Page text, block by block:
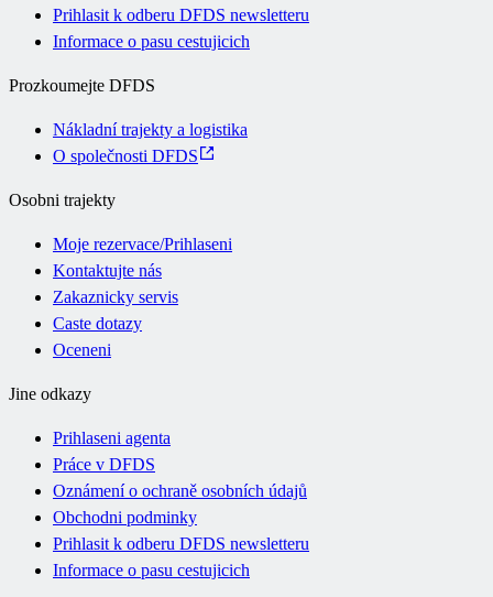
Prihlasit k odberu DFDS newsletteru
Informace o pasu cestujicich
Prozkoumejte DFDS
Nákladní trajekty a logistika
O společnosti DFDS
Osobni trajekty
Moje rezervace/Prihlaseni
Kontaktujte nás
Zakaznicky servis
Caste dotazy
Oceneni
Jine odkazy
Prihlaseni agenta
Práce v DFDS
Oznámení o ochraně osobních údajů
Obchodni podminky
Prihlasit k odberu DFDS newsletteru
Informace o pasu cestujicich